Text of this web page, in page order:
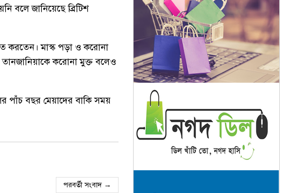
বলে জানিয়েছে ব্রিটিশ
করতেন। মাস্ক পড়া ও করোনা
করোনা মুক্ত বলেও
পাঁচ বছর মেয়াদের বাকি সময়
পরবর্তী সংবাদ →